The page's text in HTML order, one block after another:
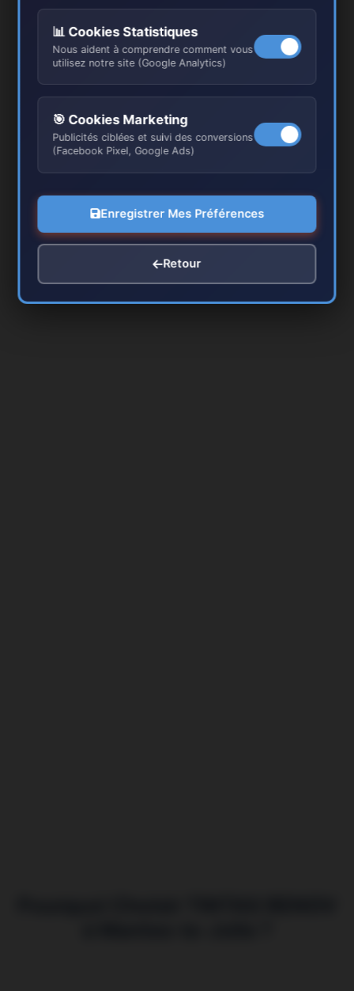
📊 Cookies Statistiques
Nous aident à comprendre comment vous
utilisez notre site (Google Analytics)
🎯 Cookies Marketing
Publicités ciblées et suivi des conversions
(Facebook Pixel, Google Ads)
Enregistrer Mes Préférences
Retour